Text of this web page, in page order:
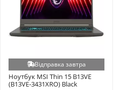
Відправка завтра
Ноутбук MSI Thin 15 B13VE
(B13VE-3431XRO) Black